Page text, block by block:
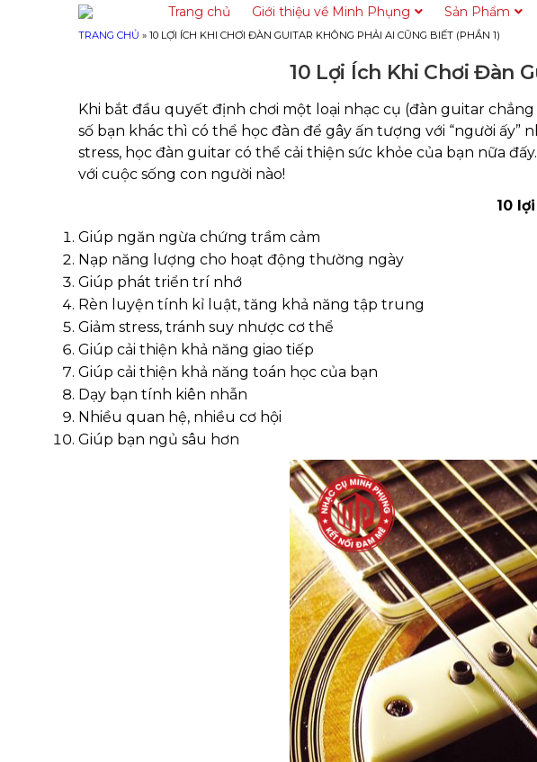
Trang chủ Giới thiệu về Minh Phụng Sản Phẩm
TRANG CHỦ » 10 LỢI ÍCH KHI CHƠI ĐÀN GUITAR KHÔNG PHẢI AI CŨNG BIẾT (PHẦN 1)
10 Lợi Ích Khi Chơi Đàn
Khi bắt đầu quyết định chơi một loại nhạc cụ (đàn guitar chẳng
số bạn khác thì có thể học đàn để gây ấn tượng với “người
stress, học đàn guitar có thể cải thiện sức khỏe của bạn nữa
với cuộc sống con người nào!
10
Giúp ngăn ngừa chứng trầm cảm
Nạp năng lượng cho hoạt động thường ngày
Giúp phát triển trí nhớ
Rèn luyện tính kỉ luật, tăng khả năng tập trung
Giảm stress, tránh suy nhược cơ thể
Giúp cải thiện khả năng giao tiếp
Giúp cải thiện khả năng toán học của bạn
Dạy bạn tính kiên nhẫn
Nhiều quan hệ, nhiều cơ hội
Giúp bạn ngủ sâu hơn